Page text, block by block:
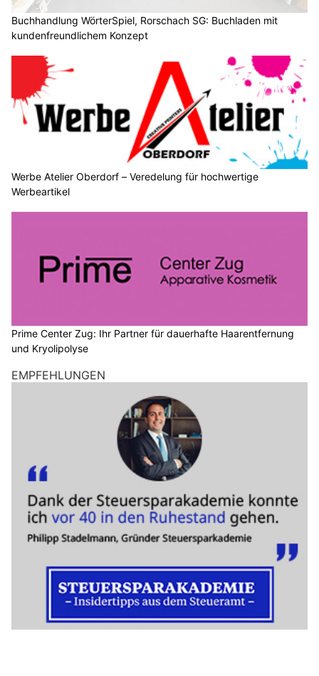
Buchhandlung WörterSpiel, Rorschach SG: Buchladen mit
kundenfreundlichem Konzept
Werbe Atelier Oberdorf – Veredelung für hochwertige
Werbeartikel
Prime Center Zug: Ihr Partner für dauerhafte Haarentfernung
und Kryolipolyse
EMPFEHLUNGEN